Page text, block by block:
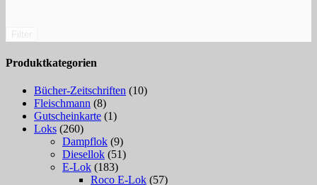
Produktkategorien
Bücher-Zeitschriften (10)
Fleischmann (8)
Gutscheinkarte (1)
Loks (260)
Dampflok (9)
Diesellok (51)
E-Lok (183)
Roco E-Lok (57)